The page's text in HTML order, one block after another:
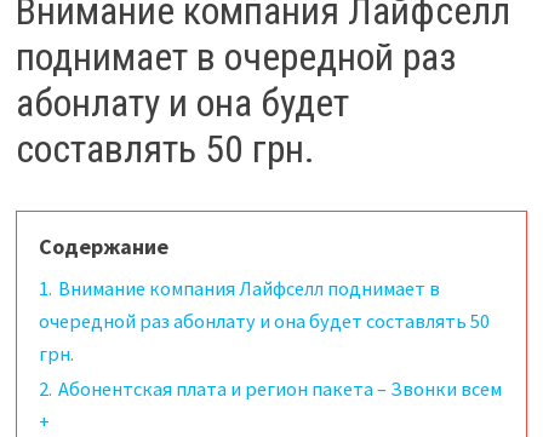
Внимание компания Лайфселл
поднимает в очередной раз
абонлату и она будет
составлять 50 грн.
Содержание
1. Внимание компания Лайфселл поднимает в
очередной раз абонлату и она будет составлять 50
грн.
2. Абонентская плата и регион пакета – Звонки всем
+